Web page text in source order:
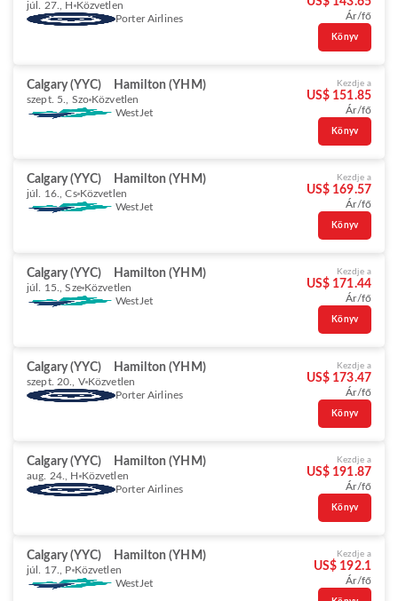
júl. 27., H Közvetlen
Porter Airlines
Ár/fő
Könyv
Calgary (YYC) Hamilton (YHM)
szept. 5., Szo Közvetlen
WestJet
Kezdje a
US$ 151.85
Ár/fő
Könyv
Calgary (YYC) Hamilton (YHM)
júl. 16., Cs Közvetlen
WestJet
Kezdje a
US$ 169.57
Ár/fő
Könyv
Calgary (YYC) Hamilton (YHM)
júl. 15., Sze Közvetlen
WestJet
Kezdje a
US$ 171.44
Ár/fő
Könyv
Calgary (YYC) Hamilton (YHM)
szept. 20., V Közvetlen
Porter Airlines
Kezdje a
US$ 173.47
Ár/fő
Könyv
Calgary (YYC) Hamilton (YHM)
aug. 24., H Közvetlen
Porter Airlines
Kezdje a
US$ 191.87
Ár/fő
Könyv
Calgary (YYC) Hamilton (YHM)
júl. 17., P Közvetlen
WestJet
Kezdje a
US$ 192.1
Ár/fő